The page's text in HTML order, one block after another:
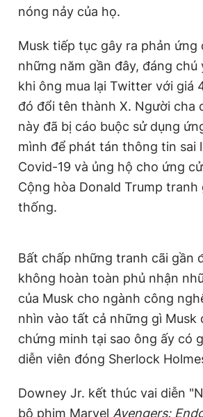
nóng nảy của họ.
Musk tiếp tục gây ra phản ứng
những năm gần đây, đáng chú
khi ông mua lại Twitter với giá
đó đổi tên thành X. Người cha
này đã bị cáo buộc sử dụng
mình để phát tán thông tin sai
Covid-19 và ủng hộ cho ứng
Cộng hòa Donald Trump tranh
thống.
Bất chấp những tranh cãi gần
không hoàn toàn phủ nhận
của Musk cho ngành công
nhìn vào tất cả những gì Musk
chứng minh tại sao ông ấy có
diễn viên đóng Sherlock
Downey Jr. kết thúc vai diễn
bộ phim Marvel Avengers: